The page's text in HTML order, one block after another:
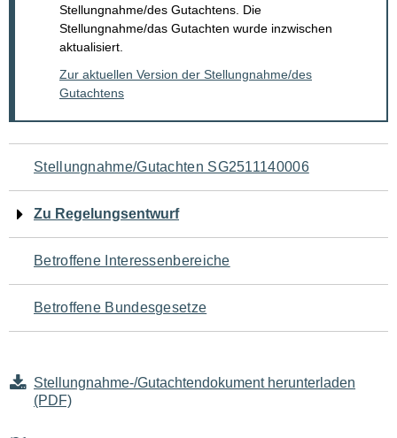
Stellungnahme/des Gutachtens. Die
Stellungnahme/das Gutachten wurde inzwischen
aktualisiert.
Zur aktuellen Version der Stellungnahme/des
Gutachtens
Navigation
für
den
Seiteninhalt
Stellungnahme/Gutachten SG2511140006
Zu Regelungsentwurf
Betroffene Interessenbereiche
Betroffene Bundesgesetze
Stellungnahme-/Gutachtendokument herunterladen
(PDF)